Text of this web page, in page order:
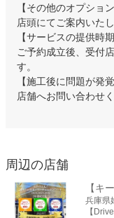
【その他のオプショ
店頭にてご案内いたし
【サービスの提供時期
ご予約成立後、受付
す。
【施工後に問題が発
店舗へお問い合わせ
周辺の店舗
兵庫県
【